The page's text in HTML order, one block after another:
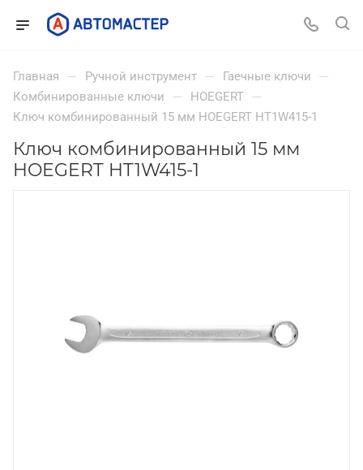
Главная — Ручной инструмент — Гаечные ключи —
Комбинированные ключи — HOEGERT —
Ключ комбинированный 15 мм HOEGERT HT1W415-1
Ключ комбинированный 15 мм
HOEGERT HT1W415-1